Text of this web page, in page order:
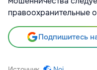
правоохранительные
Подпишитесь